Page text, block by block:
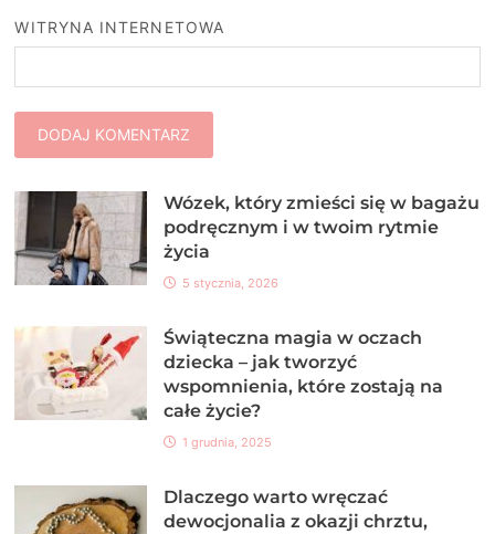
WITRYNA INTERNETOWA
Wózek, który zmieści się w bagażu
podręcznym i w twoim rytmie
życia
5 stycznia, 2026
Świąteczna magia w oczach
dziecka – jak tworzyć
wspomnienia, które zostają na
całe życie?
1 grudnia, 2025
Dlaczego warto wręczać
dewocjonalia z okazji chrztu,